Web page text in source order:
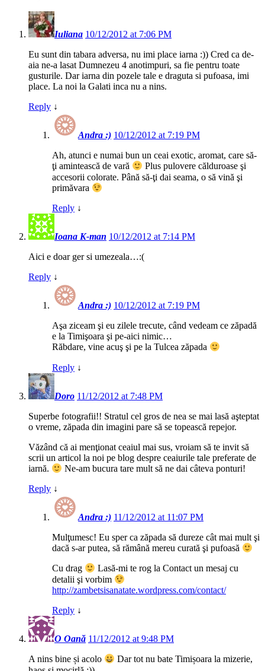
Iuliana 10/12/2012 at 7:06 PM
Eu sunt din tabara adversa, nu imi place iarna :)) Cred ca de-
aia ne-a lasat Dumnezeu 4 anotimpuri, sa fie pentru toate
gusturile. Dar iarna din pozele tale e draguta si pufoasa, imi
place. La noi la Galati inca nu a nins.
Reply ↓
Andra :) 10/12/2012 at 7:19 PM
Ah, atunci e numai bun un ceai exotic, aromat, care să-
ţi amintească de vară
Plus pulovere călduroase şi
accesorii colorate. Până să-ţi dai seama, o să vină şi
primăvara
Reply ↓
Ioana K-man 10/12/2012 at 7:14 PM
Aici e doar ger si umezeala…:(
Reply ↓
Andra :) 10/12/2012 at 7:19 PM
Aşa ziceam şi eu zilele trecute, când vedeam ce zăpadă
e la Timişoara şi pe-aici nimic…
Răbdare, vine acuş şi pe la Tulcea zăpada
Reply ↓
Doro 11/12/2012 at 7:48 PM
Superbe fotografii!! Stratul cel gros de nea se mai lasă aşteptat
o vreme, zăpada din imagini pare să se topească repejor.
Văzând că ai menţionat ceaiul mai sus, vroiam să te invit să
scrii un articol la noi pe blog despre ceaiurile tale preferate de
iarnă.
Ne-am bucura tare mult să ne dai câteva ponturi!
Reply ↓
Andra :) 11/12/2012 at 11:07 PM
Mulţumesc! Eu sper ca zăpada să dureze cât mai mult şi
dacă s-ar putea, să rămână mereu curată şi pufoasă
Cu drag
Lasă-mi te rog la Contact un mesaj cu
detalii şi vorbim
http://zambetsisanatate.wordpress.com/contact/
Reply ↓
O Oană 11/12/2012 at 9:48 PM
A nins bine și acolo
Dar tot nu bate Timișoara la mizerie,